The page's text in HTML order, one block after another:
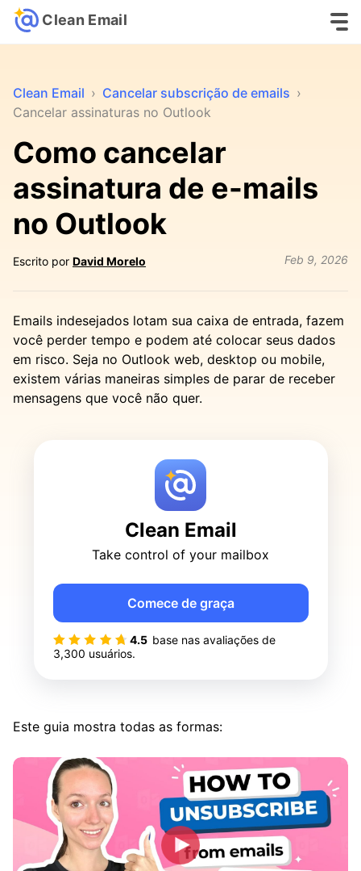
Clean Email
Clean Email › Cancelar subscrição de emails ›
Cancelar assinaturas no Outlook
Como cancelar
assinatura de e-mails
no Outlook
Escrito por David Morelo Feb 9, 2026
Emails indesejados lotam sua caixa de entrada, fazem
você perder tempo e podem até colocar seus dados
em risco. Seja no Outlook web, desktop ou mobile,
existem várias maneiras simples de parar de receber
mensagens que você não quer.
Clean Email
Take control of your mailbox
4.5 base nas avaliações de
3,300 usuários.
Comece de graça
Este guia mostra todas as formas: